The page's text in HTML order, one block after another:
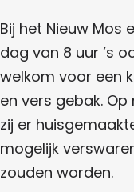
Bij het Nieuw Mos
dag van 8 uur ’s
welkom voor een
en vers gebak.
zij er
mogelijk
zouden worden.